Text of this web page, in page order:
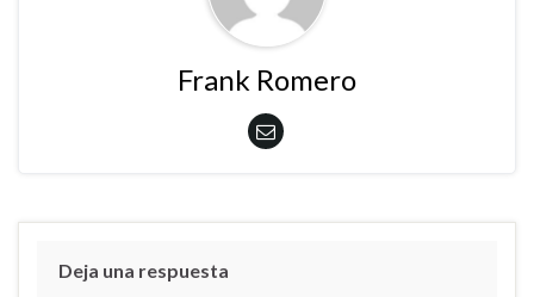
Frank Romero
Deja una respuesta